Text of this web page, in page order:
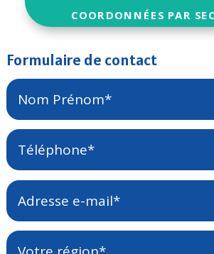
COORDONNÉES PAR
Formulaire de contact